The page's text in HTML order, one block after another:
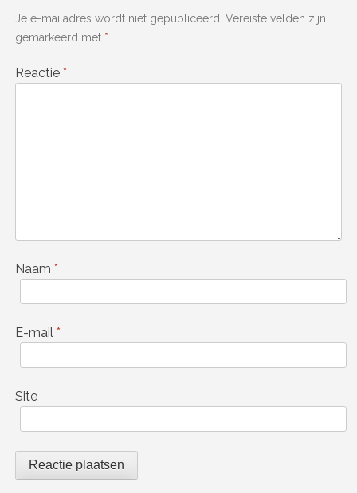
Je e-mailadres wordt niet gepubliceerd. Vereiste velden zijn
gemarkeerd met *
Reactie *
Naam *
E-mail *
Site